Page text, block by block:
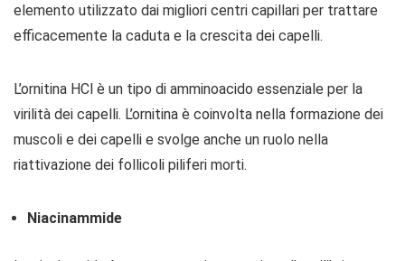
elemento utilizzato dai migliori centri capillari per trattare
efficacemente la caduta e la crescita dei capelli.
L’ornitina HCl è un tipo di amminoacido essenziale per la
virilità dei capelli. L’ornitina è coinvolta nella formazione dei
muscoli e dei capelli e svolge anche un ruolo nella
riattivazione dei follicoli piliferi morti.
Niacinammide